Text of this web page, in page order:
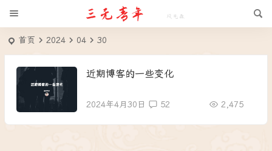
首页 2024 04 30
近期博客的一些变化
2024年4月30日 2,475
52